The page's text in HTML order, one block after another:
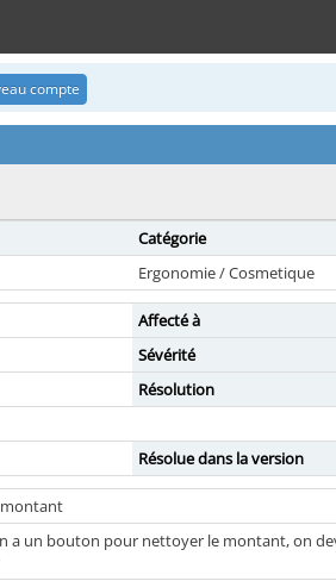
compte
Catégorie
Ergonomie / Cosmetique
Affecté à
Sévérité
Résolution
Résolue dans la version
montant
a un bouton pour nettoyer le montant, on